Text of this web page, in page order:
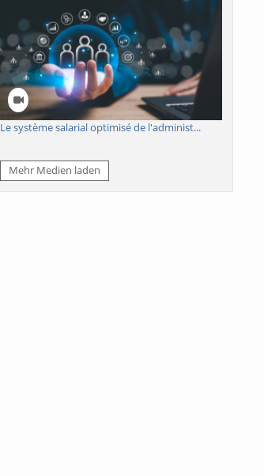
Le système salarial optimisé de l'administ...
Mehr Medien laden